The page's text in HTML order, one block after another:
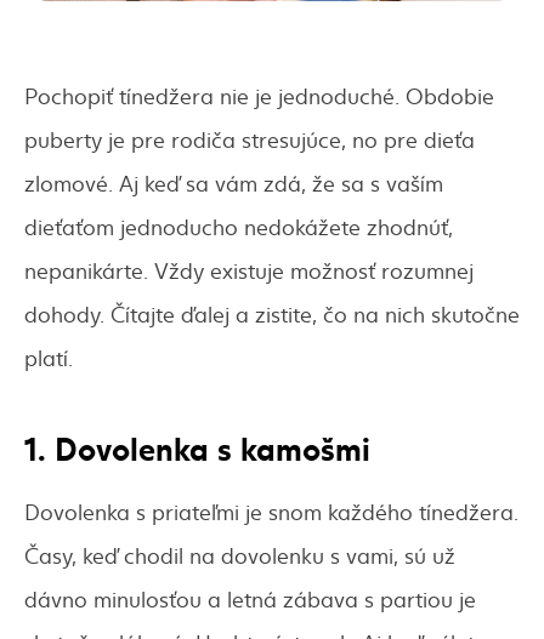
Pochopiť tínedžera nie je jednoduché. Obdobie
puberty je pre rodiča stresujúce, no pre dieťa
zlomové. Aj keď sa vám zdá, že sa s vaším
dieťaťom jednoducho nedokážete zhodnúť,
nepanikárte. Vždy existuje možnosť rozumnej
dohody. Čítajte ďalej a zistite, čo na nich skutočne
platí.
1. Dovolenka s kamošmi
Dovolenka s priateľmi je snom každého tínedžera.
Časy, keď chodil na dovolenku s vami, sú už
dávno minulosťou a letná zábava s partiou je